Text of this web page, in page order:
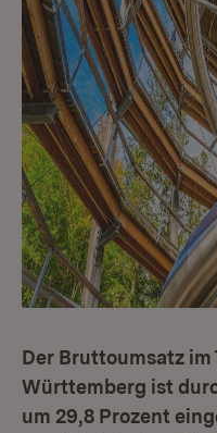
Der Bruttoumsatz im
Württemberg ist
um 29,8 Prozent